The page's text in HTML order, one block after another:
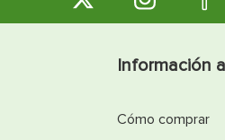
Información
Cómo comprar